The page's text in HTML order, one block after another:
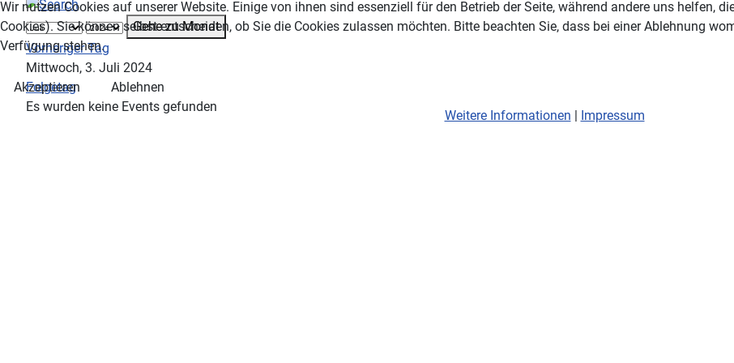
Gehe zu Monat
Vorheriger Tag
Mittwoch, 3. Juli 2024
Folgetag
Es wurden keine Events gefunden
Wir nutzen Cookies auf unserer Website. Einige von ihnen sind essenziell für den Betrieb der Seite, während andere uns helfen,
Cookies). Sie können selbst entscheiden, ob Sie die Cookies zulassen möchten. Bitte beachten Sie, dass bei einer Ablehnung
Verfügung stehen.
Akzeptieren
Ablehnen
Weitere Informationen | Impressum